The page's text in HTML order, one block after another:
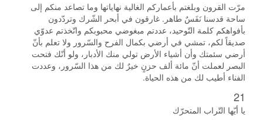
مرّت القرون وبلغتم بأعماركم الغالية نهاياتها وما تصاعد منكم إلى
ساحة قدسنا نَفَسٌ طاهر. غارقون في أبحر الشّرك وتردّدون
بأفواهكم كلمة التّوحيد، عددتم مبغوضي محبوبكم واتّخذتم عدوّي
صديقاً لكم، تمشي في أرضي بكمال الفرح والسّرور ولا تعلم بأنّ
أرضي سئمتك وأن أشياء الأرض تولي منك الأدبار، ولو أنّك فتحت
البصر لعملت أنّ مائة ألف حزنٍ خيرٌ لك من هذا السّرور، وعددت
الفناء أطيب لك من هذه الحياة.
21
يا أيّها التّراب المتحرّك